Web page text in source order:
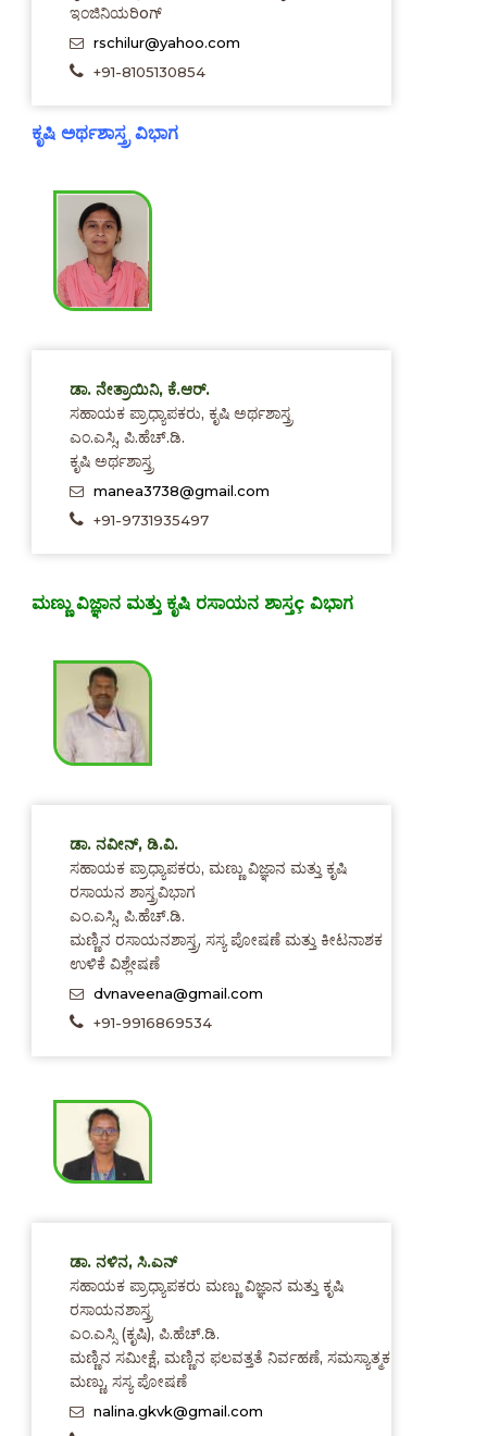
ಇಂಜಿನಿಯರಿoಗ್
rschilur@yahoo.com
+91-8105130854
ಕೃಷಿ ಅರ್ಥಶಾಸ್ತ್ರ ವಿಭಾಗ
ಡಾ. ನೇತ್ರಾಯಿನಿ, ಕೆ.ಆರ್.
ಸಹಾಯಕ ಪ್ರಾಧ್ಯಾಪಕರು, ಕೃಷಿ ಅರ್ಥಶಾಸ್ತ್ರ
ಎಂ.ಎಸ್ಸಿ, ಪಿ.ಹೆಚ್.ಡಿ.
ಕೃಷಿ ಅರ್ಥಶಾಸ್ತ್ರ
manea3738@gmail.com
+91-9731935497
ಮಣ್ಣು ವಿಜ್ಞಾನ ಮತ್ತು ಕೃಷಿ ರಸಾಯನ ಶಾಸ್ತç ವಿಭಾಗ
ಡಾ. ನವೀನ್, ಡಿ.ವಿ.
ಸಹಾಯಕ ಪ್ರಾಧ್ಯಾಪಕರು, ಮಣ್ಣು ವಿಜ್ಞಾನ ಮತ್ತು ಕೃಷಿ
ರಸಾಯನ ಶಾಸ್ತ್ರವಿಭಾಗ
ಎಂ.ಎಸ್ಸಿ, ಪಿ.ಹೆಚ್.ಡಿ.
ಮಣ್ಣಿನ ರಸಾಯನಶಾಸ್ತ್ರ, ಸಸ್ಯ ಪೋಷಣೆ ಮತ್ತು ಕೀಟನಾಶಕ
ಉಳಿಕೆ ವಿಶ್ಲೇಷಣೆ
dvnaveena@gmail.com
+91-9916869534
ಡಾ. ನಳಿನ, ಸಿ.ಎನ್
ಸಹಾಯಕ ಪ್ರಾಧ್ಯಾಪಕರು ಮಣ್ಣು ವಿಜ್ಞಾನ ಮತ್ತು ಕೃಷಿ
ರಸಾಯನಶಾಸ್ತ್ರ
ಎಂ.ಎಸ್ಸಿ (ಕೃಷಿ), ಪಿ.ಹೆಚ್.ಡಿ.
ಮಣ್ಣಿನ ಸಮೀಕ್ಷೆ, ಮಣ್ಣಿನ ಫಲವತ್ತತೆ ನಿರ್ವಹಣೆ, ಸಮಸ್ಯಾತ್ಮಕ
ಮಣ್ಣು, ಸಸ್ಯ ಪೋಷಣೆ
nalina.gkvk@gmail.com